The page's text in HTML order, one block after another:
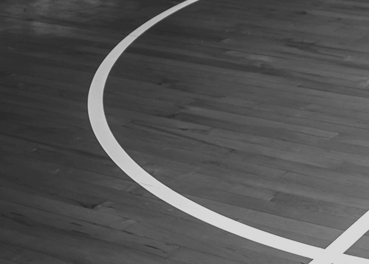
MINIBASQUETE
ÁREA TÉCNICA
PROJETOS